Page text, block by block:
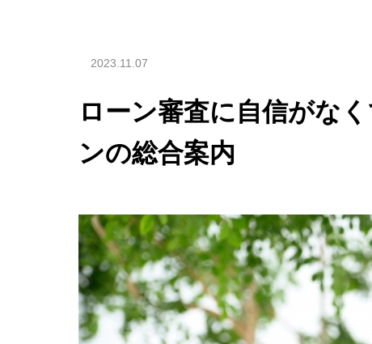
2023.11.07
ローン審査に自信がな
ンの総合案内